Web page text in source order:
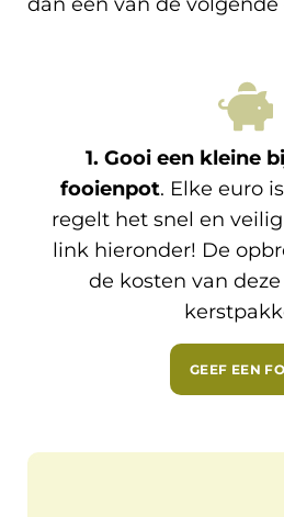
1. Gooi een kleine
fooienpot. Elke euro
regelt het snel en veilig
link hieronder! De
de kosten van
GEEF EEN